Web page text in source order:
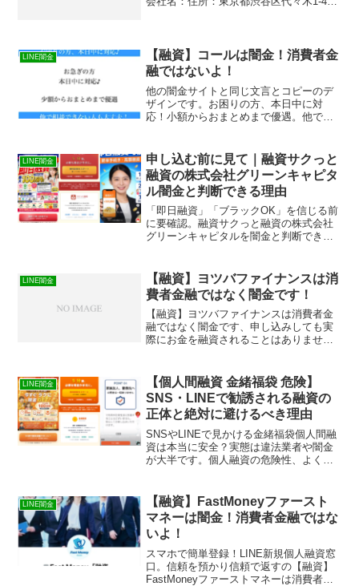
LINE闇金
【融資】コールは闇金！消費者金
融ではないよ！
他の闇金サイトと同じ文言とコピーのデ
ザインです。お困りの方、本日中に対
応！小額からおまとめまで優遇。他で相
費者金融ではなく闇金です！スマホでの
検索や突然送られてきたSM...
LINE闇金
申し込む前に見て｜融資サクっと
融資の株式会社グリーンキャピタ
ル闇金と判断できる理由
「即日融資」「ブラックOK」を信じる前
に要確認。融資サクっと融資の株式会社
グリーンキャピタルを闇金と判断できる
した。
LINE闇金
【融資】ヨツバファイナンスは消
費者金融ではなく闇金です！
【融資】ヨツバファイナンスは消費者金
融ではなく闇金です、申し込みしても実
際にお金を融資されることはありませ
LINE闇金
【個人間融資 金緒福袋 危険】
SNS・LINEで勧誘される融資の
正体と絶対に避けるべき理由
SNSやLINEで見かける金緒福袋個人間融
資は本当に安全？実態は違法業者や闇金
が大半です。個人融資の危険性、よくあ
LINE闇金
【融資】FastMoneyファースト
マネーは闇金！消費者金融ではな
いよ！
スマホで簡単登録！LINE新規個人融資窓
口。信頼を預かり信頼で返すの【融資】
FastMoneyファーストマネーは消費者金